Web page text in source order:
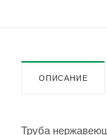
ОПИСАНИЕ
Труба